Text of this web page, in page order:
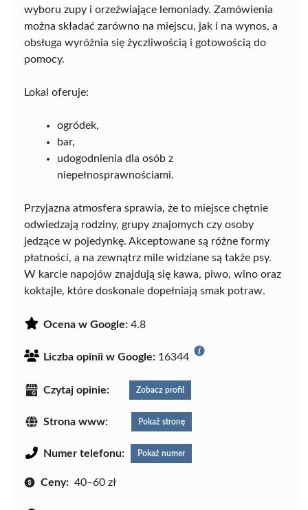
wyboru zupy i orzeźwiające lemoniady. Zamówienia
można składać zarówno na miejscu, jak i na wynos, a
obsługa wyróżnia się życzliwością i gotowością do
pomocy.
Lokal oferuje:
ogródek,
bar,
udogodnienia dla osób z
niepełnosprawnościami.
Przyjazna atmosfera sprawia, że to miejsce chętnie
odwiedzają rodziny, grupy znajomych czy osoby
jedzące w pojedynkę. Akceptowane są różne formy
płatności, a na zewnątrz mile widziane są także psy.
W karcie napojów znajdują się kawa, piwo, wino oraz
koktajle, które doskonale dopełniają smak potraw.
Ocena w Google: 4.8
Liczba opinii w Google: 16344
Czytaj opinie: Zobacz profil
Strona www: Pokaż stronę
Numer telefonu: Pokaż numer
Ceny: 40–60 zł